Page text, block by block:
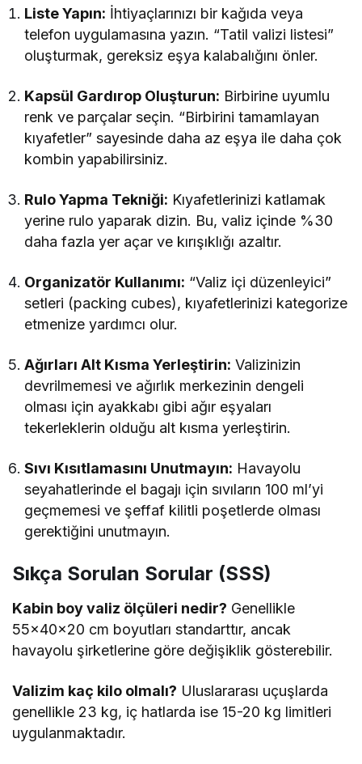
Liste Yapın: İhtiyaçlarınızı bir kağıda veya
telefon uygulamasına yazın. “Tatil valizi listesi”
oluşturmak, gereksiz eşya kalabalığını önler.
Kapsül Gardırop Oluşturun: Birbirine uyumlu
renk ve parçalar seçin. “Birbirini tamamlayan
kıyafetler” sayesinde daha az eşya ile daha çok
kombin yapabilirsiniz.
Rulo Yapma Tekniği: Kıyafetlerinizi katlamak
yerine rulo yaparak dizin. Bu, valiz içinde %30
daha fazla yer açar ve kırışıklığı azaltır.
Organizatör Kullanımı: “Valiz içi düzenleyici”
setleri (packing cubes), kıyafetlerinizi kategorize
etmenize yardımcı olur.
Ağırları Alt Kısma Yerleştirin: Valizinizin
devrilmemesi ve ağırlık merkezinin dengeli
olması için ayakkabı gibi ağır eşyaları
tekerleklerin olduğu alt kısma yerleştirin.
Sıvı Kısıtlamasını Unutmayın: Havayolu
seyahatlerinde el bagajı için sıvıların 100 ml’yi
geçmemesi ve şeffaf kilitli poşetlerde olması
gerektiğini unutmayın.
Sıkça Sorulan Sorular (SSS)
Kabin boy valiz ölçüleri nedir? Genellikle
55x40x20 cm boyutları standarttır, ancak
havayolu şirketlerine göre değişiklik gösterebilir.
Valizim kaç kilo olmalı? Uluslararası uçuşlarda
genellikle 23 kg, iç hatlarda ise 15-20 kg limitleri
uygulanmaktadır.